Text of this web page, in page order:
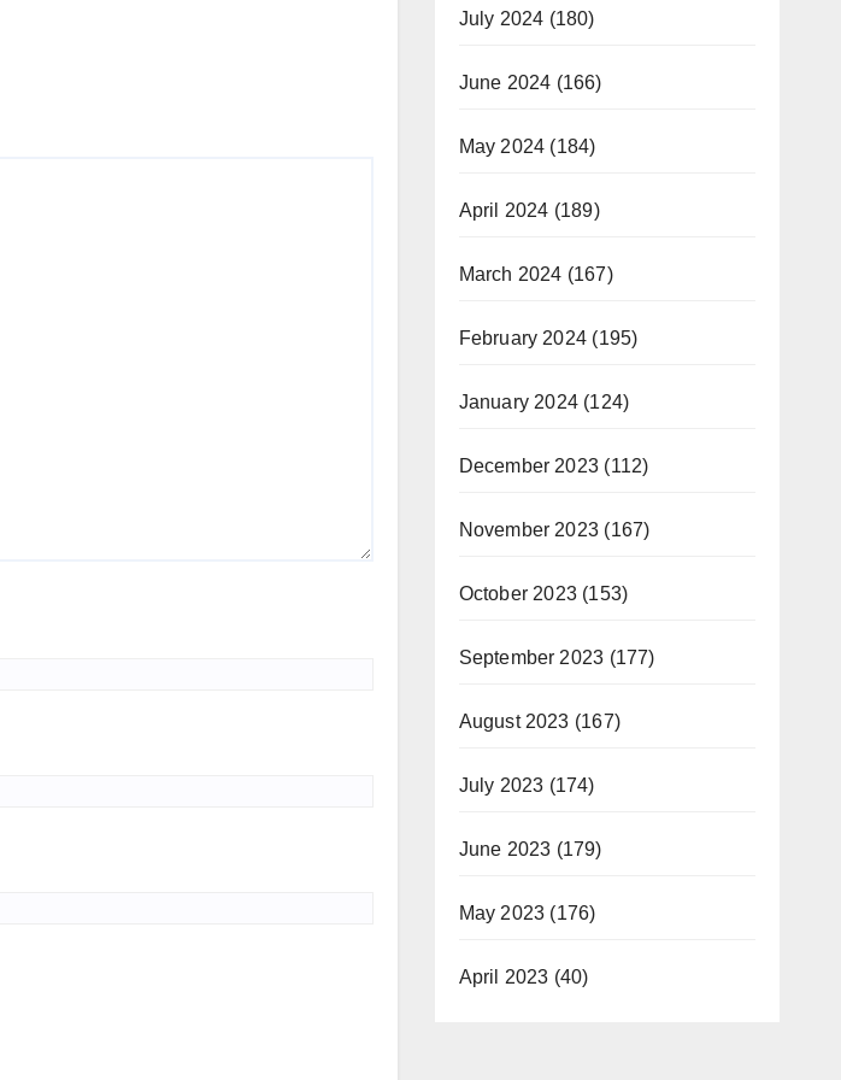
July 2024 (180)
June 2024 (166)
May 2024 (184)
April 2024 (189)
March 2024 (167)
February 2024 (195)
January 2024(124)
December 2023 (112)
November 2023 (167)
October 2023(153)
September 2023 (177)
August 2023 (167)
July 2023 (174)
June 2023 (179)
May 2023 (176)
April 2023 (40)